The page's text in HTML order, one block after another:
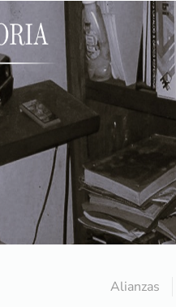
Alianzas